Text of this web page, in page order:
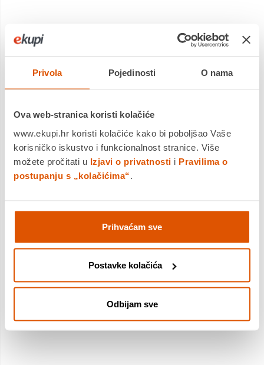
Privola Pojedinosti O nama
Ova web-stranica koristi kolačiće
www.ekupi.hr koristi kolačiće kako bi poboljšao Vaše
korisničko iskustvo i funkcionalnost stranice. Više
možete pročitati u Izjavi o privatnosti i Pravilima o
postupanju s „kolačićima“
Prihvaćam sve
Postavke kolačića
Odbijam sve